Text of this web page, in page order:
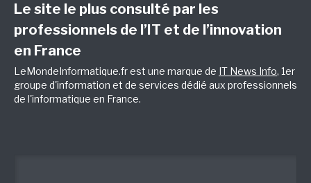
Le site le plus consulté par les
professionnels de l’IT et de l’innovation
en France
LeMondeInformatique.fr est une marque de IT News Info, 1er
groupe d'information et de services dédié aux professionnels
de l'informatique en France.